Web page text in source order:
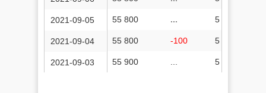
55 800 ... 5 251
55 800 -100 5 250
55 900 5 249
2021-09-05
2021-09-04
2021-09-03